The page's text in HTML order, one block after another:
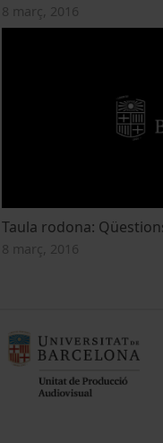
8 març, 2016
Taula rodona:
8 març, 2016